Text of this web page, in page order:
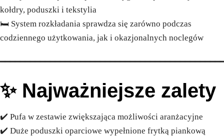
kołdry, poduszki i tekstylia
🛏️ System rozkładania sprawdza się zarówno podczas
codziennego użytkowania, jak i okazjonalnych noclegów
✨ Najważniejsze zalety
✔️ Pufa w zestawie zwiększająca możliwości aranżacyjne
✔️ Duże poduszki oparciowe wypełnione frytką piankową